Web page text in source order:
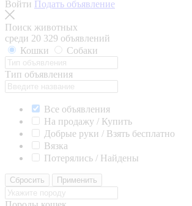
Войти Подать объявление
Поиск животных
среди 20 329 объявлений
Кошки
Собаки
Тип объявления
Все объявления
На продажу / Купить
Добрые руки / Взять бесплатно
Вязка
Потерялись / Найдены
Сбросить Применить